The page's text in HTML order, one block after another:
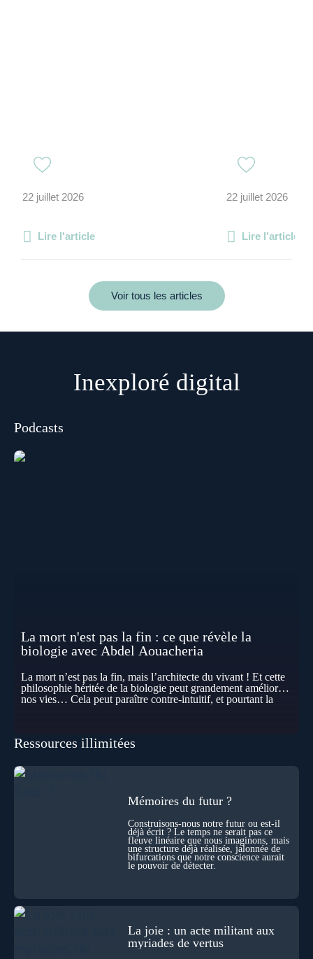
22 juillet 2026
Lire l'article
22 juillet 2026
Lire l'article
Voir tous les articles
Inexploré digital
Podcasts
La mort n'est pas la fin : ce que révèle la
biologie avec Abdel Aouacheria
La mort n’est pas la fin, mais l’architecte du vivant ! Et cette
philosophie héritée de la biologie peut grandement améliorer
nos vies… Cela peut paraître contre-intuitif, et pourtant la
se construisent grâce à des milliers de morts cellulaires
effacements nécessaires façonnent la vie elle-même. À toutes
les échelles, la mort apparaît moins comme une rupture que
elle transformer notre manière de penser la mort ? Existe-t-il
l’âme ? Nous en parlons avec Abdel Aouacheria, docteur en
biochimie et spécialiste de la mort cellulaire.
Ressources illimitées
Mémoires du futur ?
Construisons-nous notre futur ou est-il
déjà écrit ? Le temps ne serait pas ce
fleuve linéaire que nous imaginons, mais
une structure déjà réalisée, jalonnée de
bifurcations que notre conscience aurait
le pouvoir de détecter.
La joie : un acte militant aux
myriades de vertus